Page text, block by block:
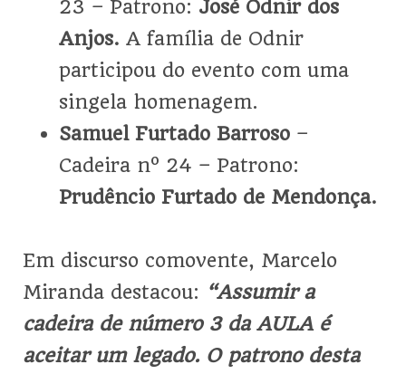
23 – Patrono: José Odnir dos
Anjos. A família de Odnir
participou do evento com uma
singela homenagem.
Samuel Furtado Barroso –
Cadeira nº 24 – Patrono:
Prudêncio Furtado de Mendonça.
Em discurso comovente, Marcelo
Miranda destacou: “Assumir a
cadeira de número 3 da AULA é
aceitar um legado. O patrono desta